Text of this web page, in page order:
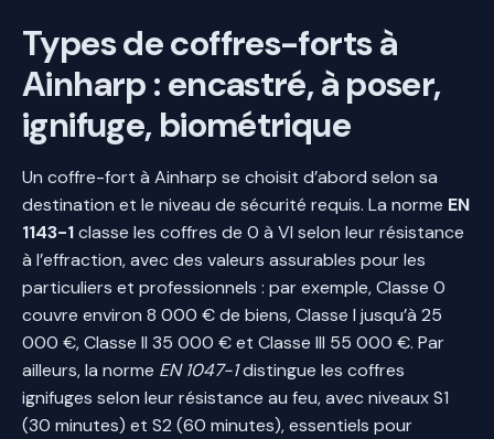
Types de coffres-forts à
Ainharp : encastré, à poser,
ignifuge, biométrique
Un coffre-fort à Ainharp se choisit d’abord selon sa
destination et le niveau de sécurité requis. La norme EN
1143-1classe les coffres de 0 à VI selon leur résistance
à l’effraction, avec des valeurs assurables pour les
particuliers et professionnels : par exemple, Classe 0
couvre environ 8 000 € de biens, Classe I jusqu’à 25
000 €, Classe II 35 000 € et Classe III 55 000 €. Par
ailleurs, la norme EN 1047-1distingue les coffres
ignifuges selon leur résistance au feu, avec niveaux S1
(30 minutes) et S2 (60 minutes), essentiels pour